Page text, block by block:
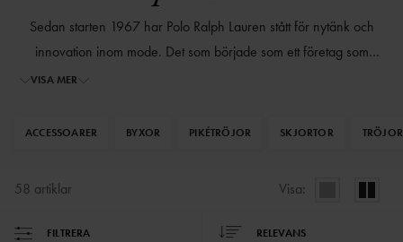
Sedan starten 1967 har Polo Ralph Lauren stått för nytänk och
innovation inom mode. Det som började som ett företag som
tillverkade slipsar har idag vuxit till en av världens största
traditionella inslag är Polo Ralph Lauren en unik aktör på
VISA MER
ACCESSOARER BYXOR PIKÉTRÖJOR SKJORTOR TRÖJOR
58 artiklar Visa:
FILTRERA RELEVANS